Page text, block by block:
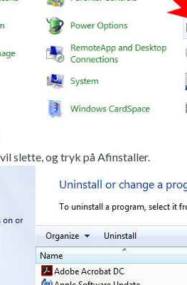
slette, og tryk på Afinstaller.